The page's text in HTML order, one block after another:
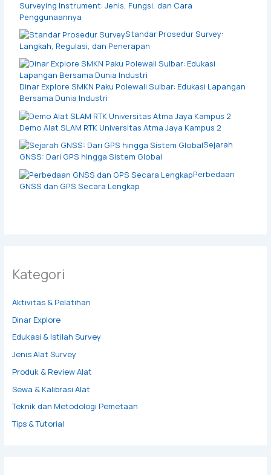
Surveying Instrument: Jenis, Fungsi, dan Cara
Penggunaannya
Standar Prosedur Survey:
Langkah, Regulasi, dan Penerapan
Dinar Explore SMKN Paku Polewali Sulbar: Edukasi Lapangan
Bersama Dunia Industri
Demo Alat SLAM RTK Universitas Atma Jaya Kampus 2
Sejarah
GNSS: Dari GPS hingga Sistem Global
Perbedaan
GNSS dan GPS Secara Lengkap
Kategori
Aktivitas & Pelatihan
Dinar Explore
Edukasi & Istilah Survey
Jenis Alat Survey
Produk & Review Alat
Sewa & Kalibrasi Alat
Teknik dan Metodologi Pemetaan
Tips & Tutorial